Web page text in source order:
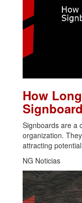
How
Signboards are a
organization.
attracting
NG Noticias